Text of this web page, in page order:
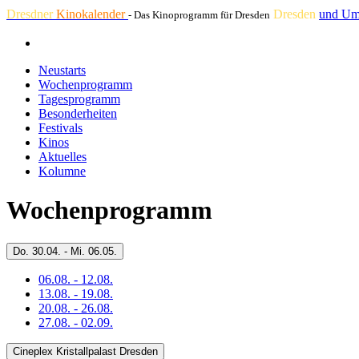
DresdnerKinokalender - Das Kinoprogramm für Dresden Dresden und
Neustarts
Wochenprogramm
Tagesprogramm
Besonderheiten
Festivals
Kinos
Aktuelles
Kolumne
Wochenprogramm
Do. 30.04. - Mi. 06.05.
06.08. - 12.08.
13.08. - 19.08.
20.08. - 26.08.
27.08. - 02.09.
Cineplex Kristallpalast Dresden